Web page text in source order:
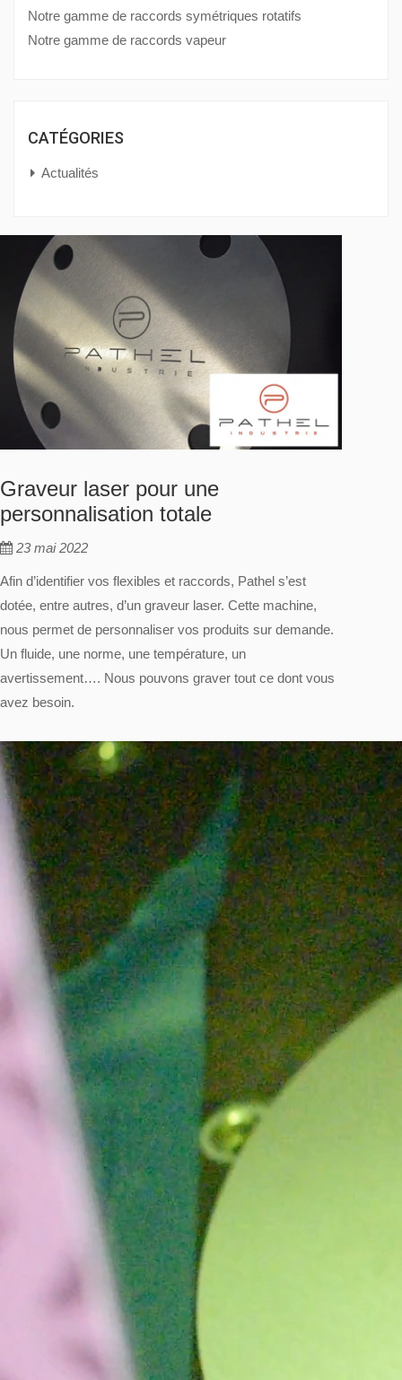
Notre gamme de raccords symétriques rotatifs
Notre gamme de raccords vapeur
CATÉGORIES
Actualités
Graveur laser pour une
personnalisation totale
23 mai 2022
Afin d’identifier vos flexibles et raccords, Pathel s’est
dotée, entre autres, d’un graveur laser. Cette machine,
nous permet de personnaliser vos produits sur demande.
Un fluide, une norme, une température, un
avertissement…. Nous pouvons graver tout ce dont vous
avez besoin.